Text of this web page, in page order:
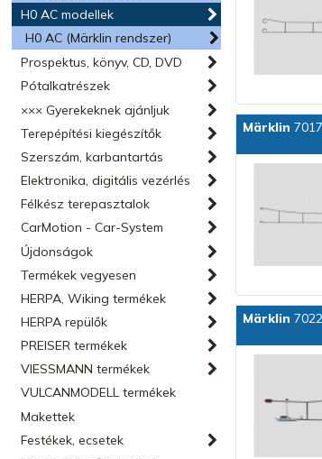
H0 AC modellek
H0 AC (Märklin rendszer)
Prospektus, könyv, CD, DVD
Pótalkatrészek
××× Gyerekeknek ajánljuk
Terepépítési kiegészítők
Szerszám, karbantartás
Elektronika, digitális vezérlés
Félkész terepasztalok
CarMotion - Car-System
Újdonságok
Termékek vegyesen
HERPA, Wiking termékek
HERPA repülők
PREISER termékek
VIESSMANN termékek
VULCANMODELL termékek
Makettek
Festékek, ecsetek
Märklin
Märklin